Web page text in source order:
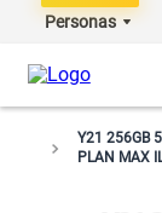
Personas
Y21 256GB
PLAN MAX